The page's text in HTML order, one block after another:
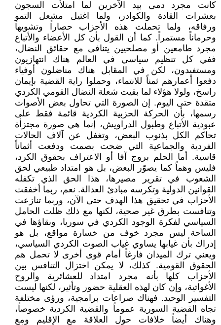
كانت مجرد دمى بيد الآخرين لما امتلأت السجون
بعشرات القادة والكوادر، ولما اغتيل مشعل التمو
ورفاقه، ولما تحملت هذه الأحزاب حصاراً وتشويهاً
وحرماناً مستمراً. كما أن القول بأن كل الأعضاء والأتباع
مجرد طامعين أو مصلحيين يتنافى مع حقائق النضال،
ففي كل تنظيم سياسي في العالم هناك انتهازيون
ومستفيدون، لكن في المقابل هناك مناضلون أوفياء
دفعوا أعمارهم ثمناً للانتماء، وحملوا راية القضية بإيمان
راسخ، ولولا هؤلاء لما بقيت شعلة النضال القومي الكردي
متقدة حتى اليوم. إن الصورة التي تحاول بعض الأصوات
رسمها، بأن الحركة الحزبية الكردية قائمة فقط على
عبودية الأتباع وطبول الدراويش، إنما هي صورة مجتزأة
تحاكم الكل بذنوب البعض، وتغفل عن آلاف الحالات
الفردية والجماعية التي ضحت بصمت ودفعت أثماناً
قاسية. أما الحلم بروج آفا أو الاعتراف بحقوق الكرد،
فليس وهماً كما يصوّر البعض، بل هو امتداد طبيعي لحق
الشعوب في تقرير مصيرها، هذا الحق الذي تكفله
القوانين الدولية وتكرسه مبادئ العدالة. نعم، ربما أخفقت
الأحزاب في تحقيق هذا الهدف حتى الآن، وربما تنازعت
وتنافست بطرق غير صحية، لكنها مع ذلك ظلت الحامل
السياسي لفكرة الوجود الكردي في سوريا، وبقاؤها في
الساحة ليس مجرد خوف من خسارة مواقع، بل هو
إدراك بأن غيابها يساوي غياب الصوت الكردي السياسي،
ويعني ترك الميدان فارغاً أمام قوى أخرى لا تحمل هم
الحقوق القومية. كذلك، لا يمكن اختزال التنافس بين
الأحزاب كلها بأنه مجرد امتداد للعشائرية والروح
الأغواتية، وإن كان لهذه العقلية حضور وتأثير، لكنها ليست
التفسير الوحيد. فهناك صراعات برامجية، ورؤى مختلفة
تجاه القضية السورية عموماً والقضية الكردية خصوصاً،
وهناك أيضاً خلافات حول العلاقة مع الإقليم ومع